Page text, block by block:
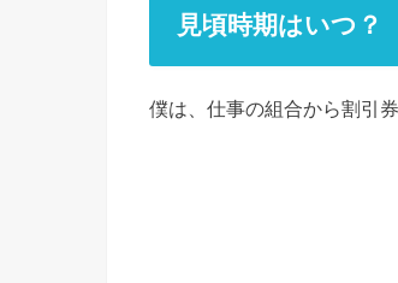
見頃時期はいつ？
僕は、仕事の組合から割引